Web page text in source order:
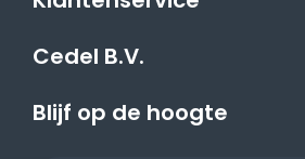
Cedel B.V.
Blijf op de hoogte